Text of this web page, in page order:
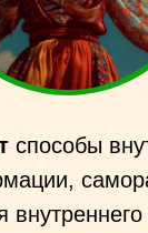
способы